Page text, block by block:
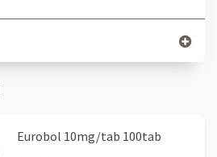
Eurobol 10mg/tab 100tab